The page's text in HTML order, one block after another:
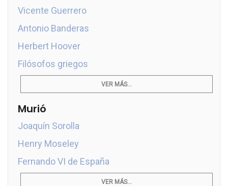
Vicente Guerrero
Antonio Banderas
Herbert Hoover
Filósofos griegos
VER MÁS...
Murió
Joaquín Sorolla
Henry Moseley
Fernando VI de España
VER MÁS...